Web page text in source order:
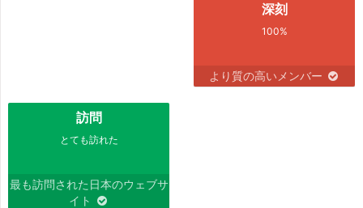
深刻
100%
より質の高いメンバー
訪問
とても訪れた
最も訪問された日本のウェブサ
イト